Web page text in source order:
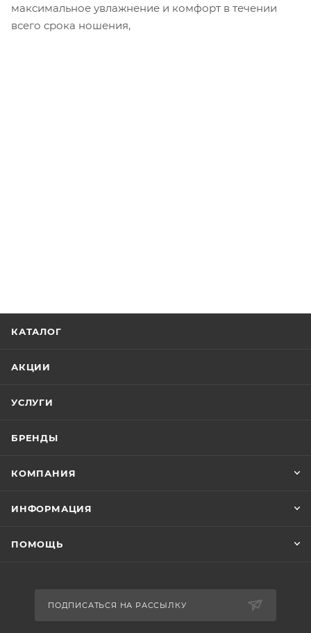
максимальное увлажнение и комфорт в течении
всего срока ношения,
КАТАЛОГ
АКЦИИ
УСЛУГИ
БРЕНДЫ
КОМПАНИЯ
ИНФОРМАЦИЯ
ПОМОЩЬ
ПОДПИСАТЬСЯ НА РАССЫЛКУ